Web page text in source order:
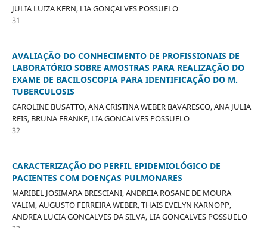
JULIA LUIZA KERN, LIA GONÇALVES POSSUELO
31
AVALIAÇÃO DO CONHECIMENTO DE PROFISSIONAIS DE
LABORATÓRIO SOBRE AMOSTRAS PARA REALIZAÇÃO DO
EXAME DE BACILOSCOPIA PARA IDENTIFICAÇÃO DO M.
TUBERCULOSIS
CAROLINE BUSATTO, ANA CRISTINA WEBER BAVARESCO, ANA JULIA
REIS, BRUNA FRANKE, LIA GONCALVES POSSUELO
32
CARACTERIZAÇÃO DO PERFIL EPIDEMIOLÓGICO DE
PACIENTES COM DOENÇAS PULMONARES
MARIBEL JOSIMARA BRESCIANI, ANDREIA ROSANE DE MOURA
VALIM, AUGUSTO FERREIRA WEBER, THAIS EVELYN KARNOPP,
ANDREA LUCIA GONCALVES DA SILVA, LIA GONCALVES POSSUELO